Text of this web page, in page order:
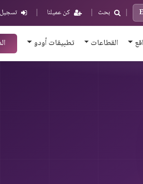
| بحث | كن عميلنا |
القطاعات تطبيقات أودو